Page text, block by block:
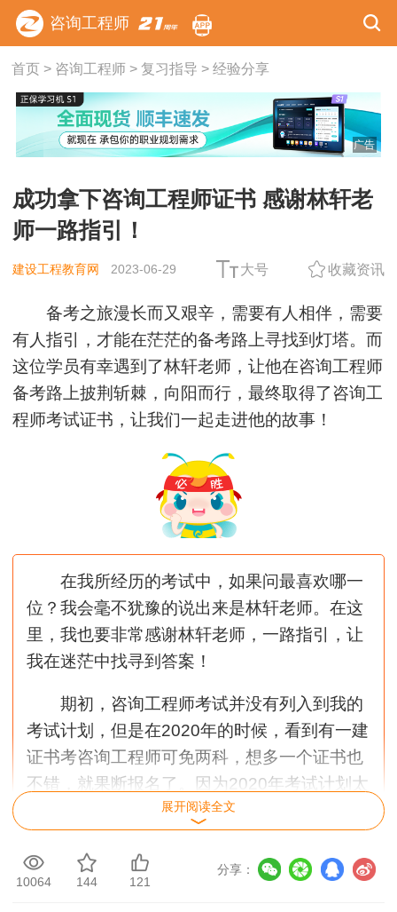
咨询工程师
首页> 咨询工程师> 复习指导 > 经验分享
广告
成功拿下咨询工程师证书 感谢林轩老
师一路指引！
建设工程教育网 2023-06-29 大号 收藏资讯
备考之旅漫长而又艰辛，需要有人相伴，需要
有人指引，才能在茫茫的备考路上寻找到灯塔。而
这位学员有幸遇到了林轩老师，让他在咨询工程师
备考路上披荆斩棘，向阳而行，最终取得了咨询工
程师考试证书，让我们一起走进他的故事！
在我所经历的考试中，如果问最喜欢哪一
位？我会毫不犹豫的说出来是林轩老师。在这
里，我也要非常感谢林轩老师，一路指引，让
我在迷茫中找寻到答案！
期初，咨询工程师考试并没有列入到我的
考试计划，但是在2020年的时候，看到有一建
证书考咨询工程师可免两科，想多一个证书也
不错，就果断报名了。因为2020年考试计划太
多，留给咨询的备考时间仅有两个星期，由于
之前没有接触过咨询工作，除了方法实务还有
点相通外，分析评价真是一窍不通，没有办法
只能硬着头皮上考场，结果也可想而知。2021
展开阅读全文
10064 144 121
分享：